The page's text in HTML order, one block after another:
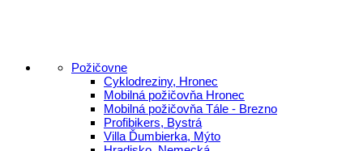
Požičovne
Cyklodreziny, Hronec
Mobilná požičovňa Hronec
Mobilná požičovňa Tále - Brezno
Profibikers, Bystrá
Villa Ďumbierka, Mýto